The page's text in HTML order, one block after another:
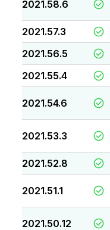
2021.58.6
2021.57.3
2021.56.5
2021.55.4
2021.54.6
2021.53.3
2021.52.8
2021.51.1
2021.50.12